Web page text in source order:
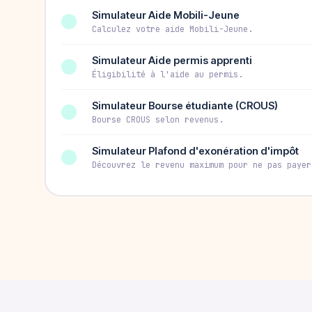
Simulateur Aide Mobili-Jeune
Calculez votre aide Mobili-Jeune.
Simulateur Aide permis apprenti
Éligibilité à l'aide au permis.
Simulateur Bourse étudiante (CROUS)
Bourse CROUS selon revenus.
Simulateur Plafond d'exonération d'impôt
Découvrez le revenu maximum pour ne pas